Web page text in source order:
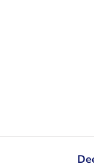
Rechtspraak.nl